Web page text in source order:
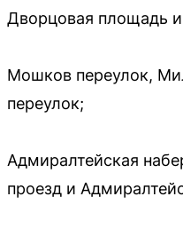
Дворцовая площадь
Мошков переулок,
переулок;
Адмиралтейская
проезд и